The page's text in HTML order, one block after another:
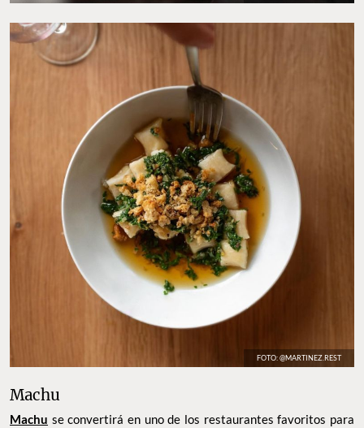
FOTO: @MARTINEZ.REST
Machu
Machu se convertirá en uno de los restaurantes favoritos para